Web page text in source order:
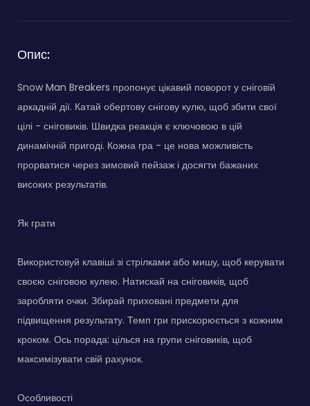
Опис:
Snow Man Breakers пропонує цікавий поворот у сніговій
аркадній дії. Катай обертову снігову кулю, щоб збити свої
цілі - сніговиків. Швидка реакція є ключовою в цій
динамічній пригоді. Кожна гра - це нова можливість
прорватися через зимовий пейзаж і досягти бажаних
високих результатів.
Як грати
Використовуй клавіші зі стрілками або мишу, щоб керувати
своєю сніговою кулею. Натискай на сніговиків, щоб
заробляти очки. Збирай приховані предмети для
підвищення результату. Темп гри прискорюється з кожним
кроком. Ось порада: цілься на групи сніговиків, щоб
максимізувати свій рахунок.
Особливості